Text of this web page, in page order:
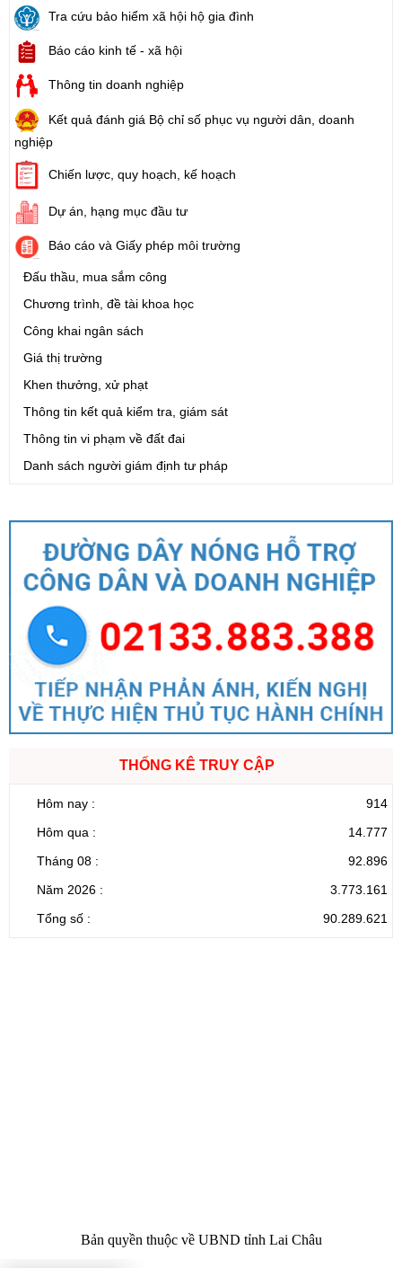
Tra cứu bảo hiểm xã hội hộ gia đình
Báo cáo kinh tế - xã hội
Thông tin doanh nghiệp
Kết quả đánh giá Bộ chỉ số phục vụ người dân, doanh
nghiệp
Chiến lược, quy hoạch, kế hoạch
Dự án, hạng mục đầu tư
Báo cáo và Giấy phép môi trường
Đấu thầu, mua sắm công
Chương trình, đề tài khoa học
Công khai ngân sách
Giá thị trường
Khen thưởng, xử phạt
Thông tin kết quả kiểm tra, giám sát
Thông tin vi phạm về đất đai
Danh sách người giám định tư pháp
THỐNG KÊ TRUY CẬP
Hôm nay :
914
Hôm qua :
14.777
Tháng 08 :
92.896
Năm 2026 :
3.773.161
Tổng số :
90.289.621
Bản quyền thuộc về UBND tỉnh Lai Châu